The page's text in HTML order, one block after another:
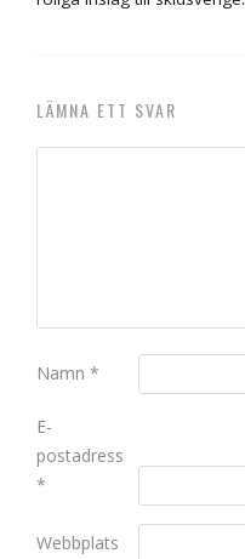
LÄMNA ETT SVAR
Namn *
E-
postadress
*
Webbplats